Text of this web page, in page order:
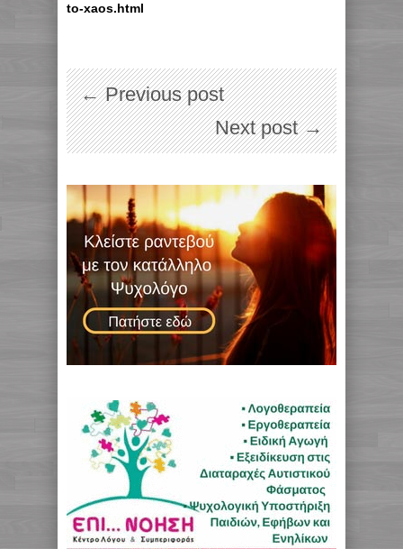
to-xaos.html
← Previous post
Next post →